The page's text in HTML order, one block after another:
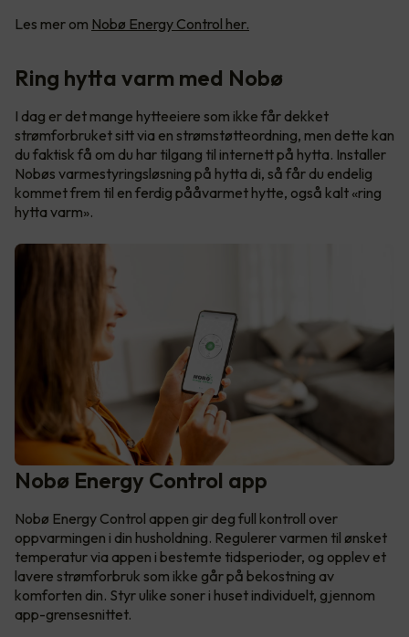
Les mer om Nobø Energy Control her.
Ring hytta varm med Nobø
I dag er det mange hytteeiere som ikke får dekket
strømforbruket sitt via en strømstøtteordning, men dette kan
du faktisk få om du har tilgang til internett på hytta. Installer
Nobøs varmestyringsløsning på hytta di, så får du endelig
kommet frem til en ferdig pååvarmet hytte, også kalt «ring
hytta varm».
Nobø Energy Control app
Nobø Energy Control appen gir deg full kontroll over
oppvarmingen i din husholdning. Regulerer varmen til ønsket
temperatur via appen i bestemte tidsperioder, og opplev et
lavere strømforbruk som ikke går på bekostning av
komforten din. Styr ulike soner i huset individuelt, gjennom
app-grensesnittet.